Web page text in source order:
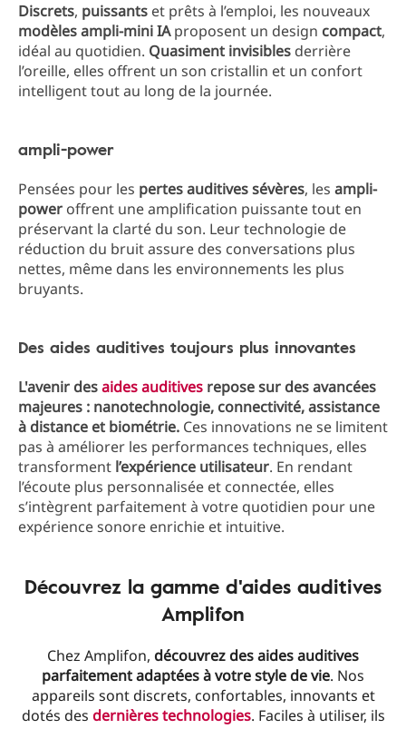
Discrets, puissants et prêts à l’emploi, les nouveaux
modèles ampli-mini IAproposent un design compact,
idéal au quotidien. Quasiment invisibles derrière
l’oreille, elles offrent un son cristallin et un confort
intelligent tout au long de la journée.
ampli-power
Pensées pour les pertes auditives sévères, les ampli-
power offrent une amplification puissante tout en
préservant la clarté du son. Leur technologie de
réduction du bruit assure des conversations plus
nettes, même dans les environnements les plus
bruyants.
Des aides auditives toujours plus innovantes
L'avenir desaides auditives repose sur des avancées
majeures : nanotechnologie, connectivité, assistance
à distance et biométrie. Ces innovations ne se limitent
pas à améliorer les performances techniques, elles
transforment l’expérience utilisateur. En rendant
l’écoute plus personnalisée et connectée, elles
s’intègrent parfaitement à votre quotidien pour une
expérience sonore enrichie et intuitive.
Découvrez la gamme d'aides auditives
Amplifon
Chez Amplifon, découvrez des aides auditives
parfaitement adaptées à votre style de vie. Nos
appareils sont discrets, confortables, innovants et
dotés des dernières technologies. Faciles à utiliser, ils